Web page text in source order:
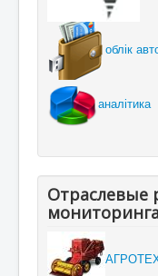
облік
аналітика
Отраслевые